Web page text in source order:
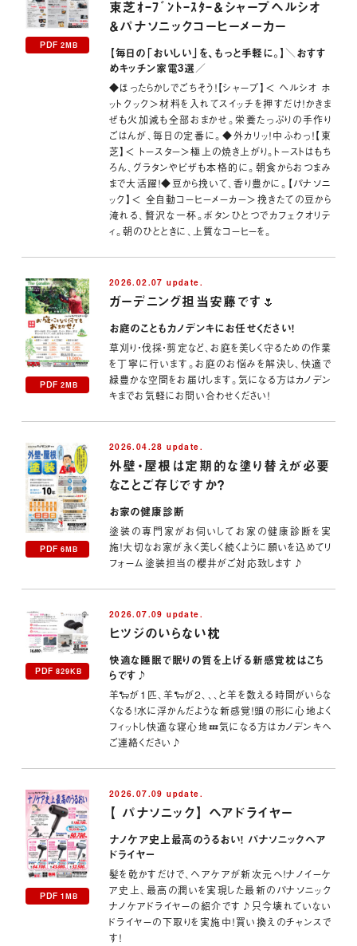
PDF 2MB
東芝ｵｰﾌﾞﾝﾄｰｽﾀｰ＆シャープへルシオ
＆パナソニックコーヒーメーカー
【毎日の「おいしい」を、もっと手軽に。】＼おすす
めキッチン家電3選／
◆ほったらかしでごちそう！【シャープ】＜ ヘルシオ ホ
ットクック＞材料を入れてスイッチを押すだけ！かきま
ぜも火加減も全部おまかせ。栄養たっぷりの手作り
ごはんが、毎日の定番に。◆外カリッ！中ふわっ！【東
芝】＜ トースター＞極上の焼き上がり。トーストはもち
ろん、グラタンやピザも本格的に。朝食からおつまみ
まで大活躍！◆豆から挽いて、香り豊かに。【パナソニ
ック】＜ 全自動コーヒーメーカー＞挽きたての豆から
淹れる、贅沢な一杯。ボタンひとつでカフェクオリテ
ィ。朝のひとときに、上質なコーヒーを。
PDF 2MB
2026.02.07 update.
ガーデニング担当安藤です🌷
お庭のこともカノデンキにお任せください！
草刈り・伐採・剪定など、お庭を美しく守るための作業
を丁寧に行います。お庭のお悩みを解決し、快適で
緑豊かな空間をお届けします。気になる方はカノデン
キまでお気軽にお問い合わせください！
PDF 6MB
2026.04.28 update.
外壁・屋根は定期的な塗り替えが必要
なことご存じですか？
お家の健康診断
塗装の専門家がお伺いしてお家の健康診断を実
施！大切なお家が永く美しく続くように願いを込めてリ
フォーム塗装担当の櫻井がご対応致します♪
PDF 829KB
2026.07.09 update.
ヒツジのいらない枕
快適な睡眠で眠りの質を上げる新感覚枕はこち
らです♪
羊🐑が1匹、羊🐑が２、、、と羊を数える時間がいらな
くなる！水に浮かんだような新感覚！頭の形に心地よく
フィットし快適な寝心地💤気になる方はカノデンキへ
ご連絡ください♪
PDF 1MB
2026.07.09 update.
【 パナソニック】 ヘアドライヤー
ナノケア史上最高のうるおい！ パナソニックヘア
ドライヤー
髪を乾かすだけで、ヘアケアが新次元へ！ナノイーケ
ア史上、最高の潤いを実現した最新のパナソニック
ナノケアドライヤーの紹介です♪只今壊れていない
ドライヤーの下取りを実施中！買い換えのチャンスで
す！